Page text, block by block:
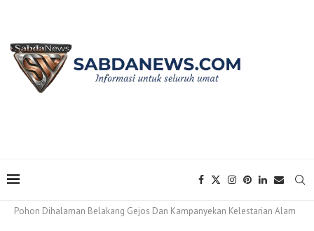
Pohon Dihalaman Belakang Gejos Dan Kampanyekan Kelestarian Alam